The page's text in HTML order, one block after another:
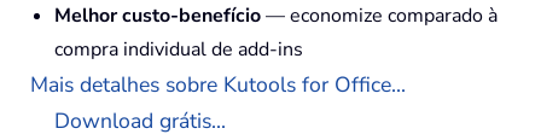
Melhor custo-benefício— economize comparado à
compra individual de add-ins
Mais detalhes sobre Kutools for Office...
Download grátis...